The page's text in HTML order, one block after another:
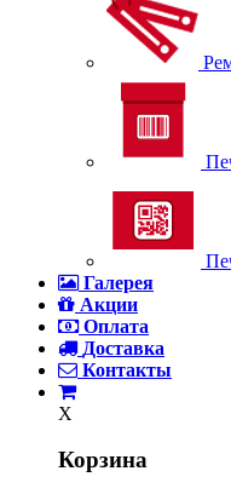
Галерея
Акции
Оплата
Доставка
Контакты
X
Корзина